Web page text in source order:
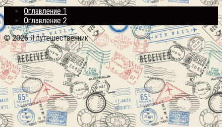
Оглавление 1
Оглавление 2
© 2026 Я путешественник